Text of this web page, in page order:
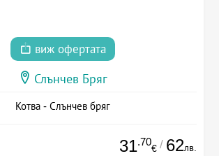
виж офертата
Слънчев Бряг
Котва - Слънчев бряг
31.70
€ / 62лв.